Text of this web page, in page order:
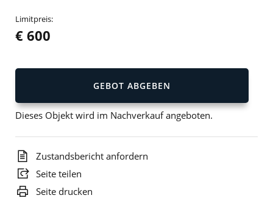
Limitpreis:
€ 600
GEBOT ABGEBEN
Dieses Objekt wird im Nachverkauf angeboten.
Zustandsbericht anfordern
Seite teilen
Seite drucken